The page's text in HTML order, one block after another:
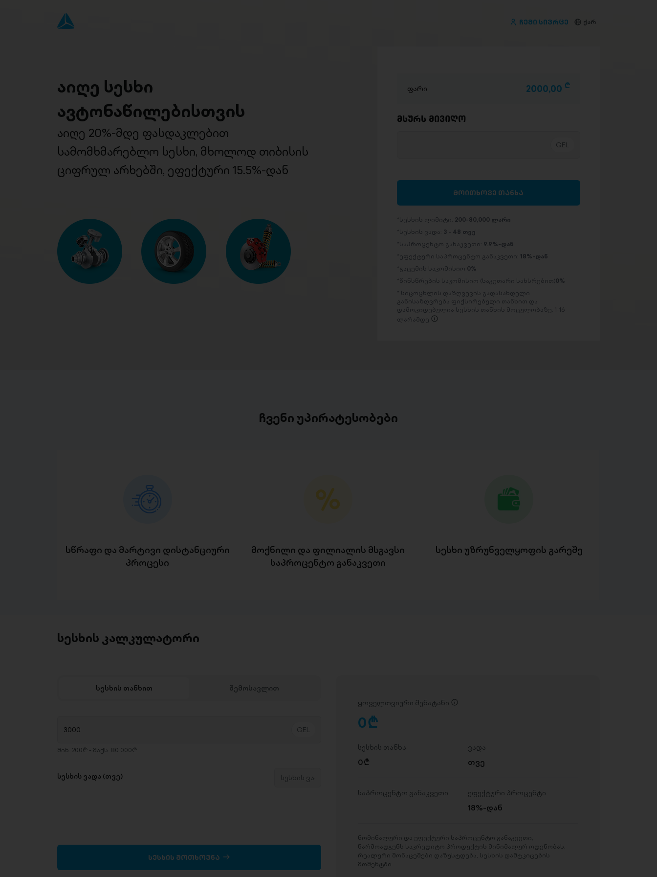
ჩემი სივრცე ქარ
აიღე სესხი
ავტონაწილებისთვის
აიღე 20%-მდე ფასდაკლებით
სამომხმარებლო სესხი, მხოლოდ თიბისის
ციფრულ არხებში, ეფექტური 15.5%-დან
ფარი 2000,00 D
მსურს მივიღო
მოითხოვე თანხა
სესხის ლიმიტი: 200-80,000 ლარი
სესხის ვადა: 3 - 48 თვე
საპროცენტო განაკვეთი: 9.9%-დან
ეფექტური საპროცენტო განაკვეთი: 18%-დან
გაცემის საკომისიო 0%
წინსწრების საკომისიო (საკუთარი სახსრებით)0%
სიცოცხლის დაზღვევის გადასახდელი
განისაზღვრება ფიქსირებული თანხით და
დამოკიდებულია სესხის თანხის მოცულობაზე: 1-16
ლარამდე
ჩვენი უპირატესობები
სწრაფი და მარტივი დისტანციური
პროცესი
მოქნილი და ფილიალის მსგავსი
საპროცენტო განაკვეთი
სესხი უზრუნველყოფის გარეშე
სესხის კალკულატორი
სესხის თანხით შემოსავლით
მინ. 200₾ - მაქს. 80 000₾
სესხის ვადა (თვე)
ყოველთვიური შენატანი
0D
სესხის თანხა
0D
ვადა
თვე
საპროცენტო განაკვეთი ეფექტური პროცენტი
18%-დან
ნომინალური და ეფექტური საპროცენტო განაკვეთი,
წარმოადგენს საკრედიტო პროდუქტის მინიმალურ ოდენობას.
რეალური მონაცემები დაზუსტდება, სესხის დამტკიცების
მომენტში.
სესხის მოთხოვნა